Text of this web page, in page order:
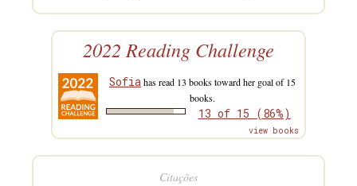
2022 Reading Challenge
Sofiahas read 13 books toward her goal of 15
books.
13 of 15 (86%)
view books
Citações